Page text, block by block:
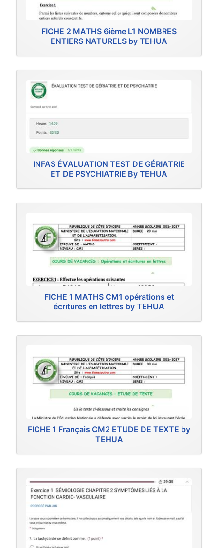
FICHE 2 MATHS 6ième L1 NOMBRES
ENTIERS NATURELS by TEHUA
INFAS ÉVALUATION TEST DE GÉRIATRIE
ET DE PSYCHIATRIE By TEHUA
FICHE 1 MATHS CM1 opérations et
écritures en lettres by TEHUA
FICHE 1 Français CM2 ETUDE DE TEXTE by
TEHUA